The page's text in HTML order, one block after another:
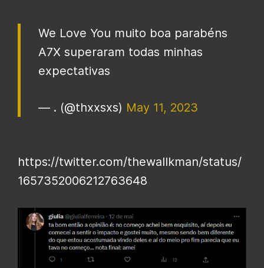
We Love You muito boa parabéns
A7X superaram todas minhas
expectativas
— . (@thxxsxs) May 11, 2023
https://twitter.com/thewallkman/status/
1657352006212763648